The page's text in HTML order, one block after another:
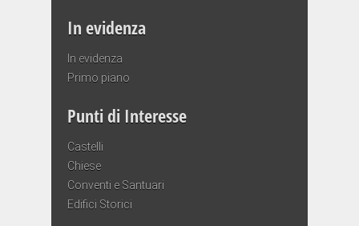
In evidenza
In evidenza
Primo piano
Punti di Interesse
Castelli
Chiese
Conventi e Santuari
Edifici Storici